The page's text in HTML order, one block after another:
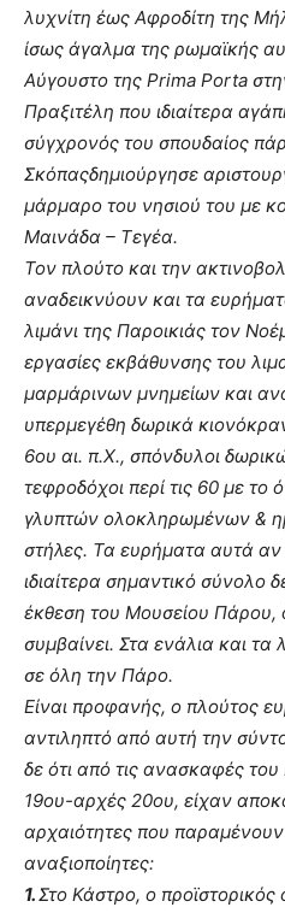
λυχνίτη έως Αφροδίτη της
ίσως άγαλμα της ρωμαϊκής
Αύγουστο της Prima Porta
Πραξιτέλη που ιδιαίτερα
σύγχρονός του σπουδαίος
Σκόπαςδημιούργησε
μάρμαρο του νησιού του με
Μαινάδα – Τεγέα.
Τον πλούτο και την
αναδεικνύουν και τα
λιμάνι της Παροικιάς τον
εργασίες εκβάθυνσης του
μαρμάρινων μνημείων και
υπερμεγέθη δωρικά
6ου αι. π.Χ., σπόνδυλοι
τεφροδόχοι περί τις 60 με
γλυπτών ολοκληρωμένων &
στήλες. Τα ευρήματα αυτά
ιδιαίτερα σημαντικό σύνολο
έκθεση του Μουσείου
συμβαίνει. Στα ενάλια και
σε όλη την Πάρο.
Είναι προφανής, ο πλούτος
αντιληπτό από αυτή την
δε ότι από τις ανασκαφές
19ου-αρχές 20ου, είχαν
αρχαιότητες που
αναξιοποίητες:
1.Στο Κάστρο, ο προϊστορικός